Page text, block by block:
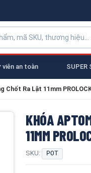
viên an toàn SUPER
Chốt Ra Lật 11mm
KHÓA
11MM
SKU: POT